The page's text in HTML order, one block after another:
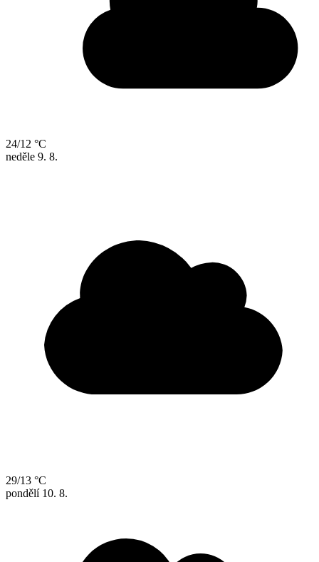
24/12 °C
neděle 9. 8.
29/13 °C
pondělí 10. 8.